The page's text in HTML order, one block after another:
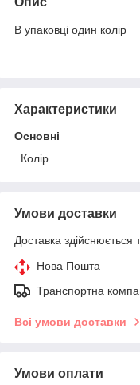
В упаковці один колір
Характеристики
Основні
Колір
Умови доставки
Доставка здійснюється
Нова Пошта
Транспортна
Всі умови доставки
Умови оплати